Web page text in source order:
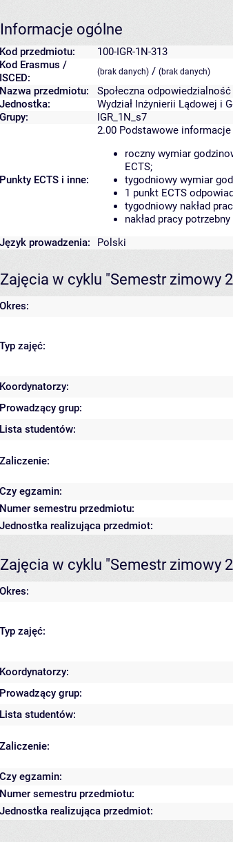
Informacje ogólne
Kod przedmiotu:
100-IGR-1N-313
Kod Erasmus /
ISCED:
(brak danych) / (brak danych)
Nazwa przedmiotu:
Społeczna
Jednostka:
Wydział Inżynierii Lądowej i
Grupy:
IGR_1N_s7
Punkty ECTS i inne:
2.00 Podstawowe informacje
roczny wymiar
ECTS;
tygodniowy wymiar
1 punkt ECTS
tygodniowy nakład
nakład pracy
Język prowadzenia:
Polski
Zajęcia w cyklu "Semestr zimowy
Okres:
Typ zajęć:
Koordynatorzy:
Prowadzący grup:
Lista studentów:
Zaliczenie:
Czy egzamin:
Numer semestru przedmiotu:
Jednostka realizująca przedmiot:
Zajęcia w cyklu "Semestr zimowy
Okres:
Typ zajęć:
Koordynatorzy:
Prowadzący grup:
Lista studentów:
Zaliczenie:
Czy egzamin:
Numer semestru przedmiotu:
Jednostka realizująca przedmiot: